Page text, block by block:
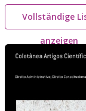
Vollständige
anzeigen